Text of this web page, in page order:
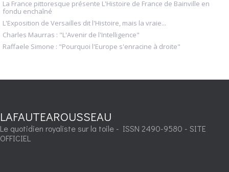
La France pittoresque présente L'Histoire de France de Bainville en
fondu enchaîné
L'Exposition de Versailles dit l'Histoire, mais la vraie...
Charles Maurras : "L'Avenir de l'Intelligence"
Raffaele Simone : "Pourquoi l'Europe s'enracine à droite"
LAFAUTEAROUSSEAU
Le quotidien royaliste sur la toile - ISSN 2490-9580 - SITE
OFFICIEL